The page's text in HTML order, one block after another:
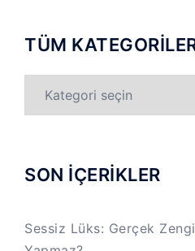
TÜM
KATEGORİLER
SON İÇERİKLER
Sessiz Lüks: Gerçek